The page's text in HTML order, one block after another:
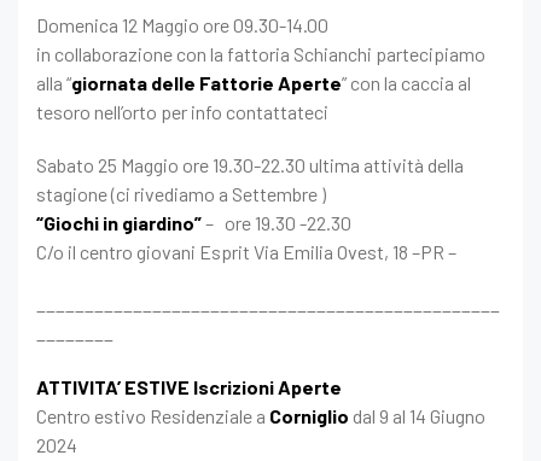
Domenica 12 Maggio ore 09.30-14.00
in collaborazione con la fattoria Schianchi partecipiamo
alla “giornata delle Fattorie Aperte” con la caccia al
tesoro nell’orto per info contattateci
Sabato 25 Maggio ore 19.30-22.30 ultima attività della
stagione (ci rivediamo a Settembre )
“Giochi in giardino”– ore 19.30 -22.30
C/o il centro giovani Esprit Via Emilia Ovest, 18 –PR –
ATTIVITA’ ESTIVE Iscrizioni Aperte
Centro estivo Residenziale a Corniglio dal 9 al 14 Giugno
2024